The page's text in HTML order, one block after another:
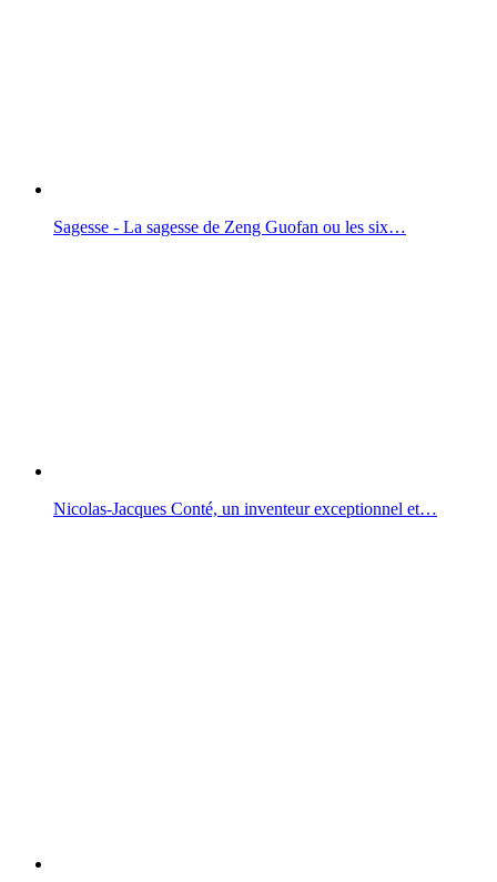
Sagesse - La sagesse de Zeng Guofan ou les six…
Nicolas-Jacques Conté, un inventeur exceptionnel et…